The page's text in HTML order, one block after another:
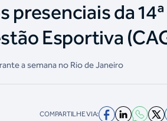
da 14ª
Esportiva
a semana no Rio de Janeiro
COMPARTILHE VIA: